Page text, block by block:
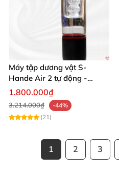
Máy tập dương vật S-
Hande Air 2 tự động -
Rung, Hút, Tăng kích thước
1.800.000₫
3.214.000₫
-44%
(21)
1 2 3